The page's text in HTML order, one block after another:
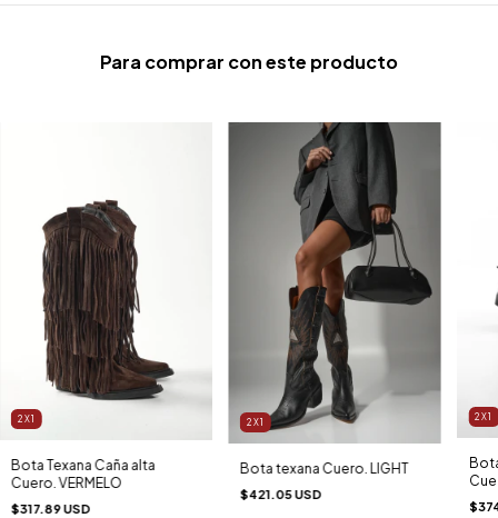
Para comprar con este producto
2X1
Bota Texana Caña alta
Cuero. VERMELO
$317.89 USD
2X1
Bota texana Cuero. LIGHT
$421.05 USD
2X1